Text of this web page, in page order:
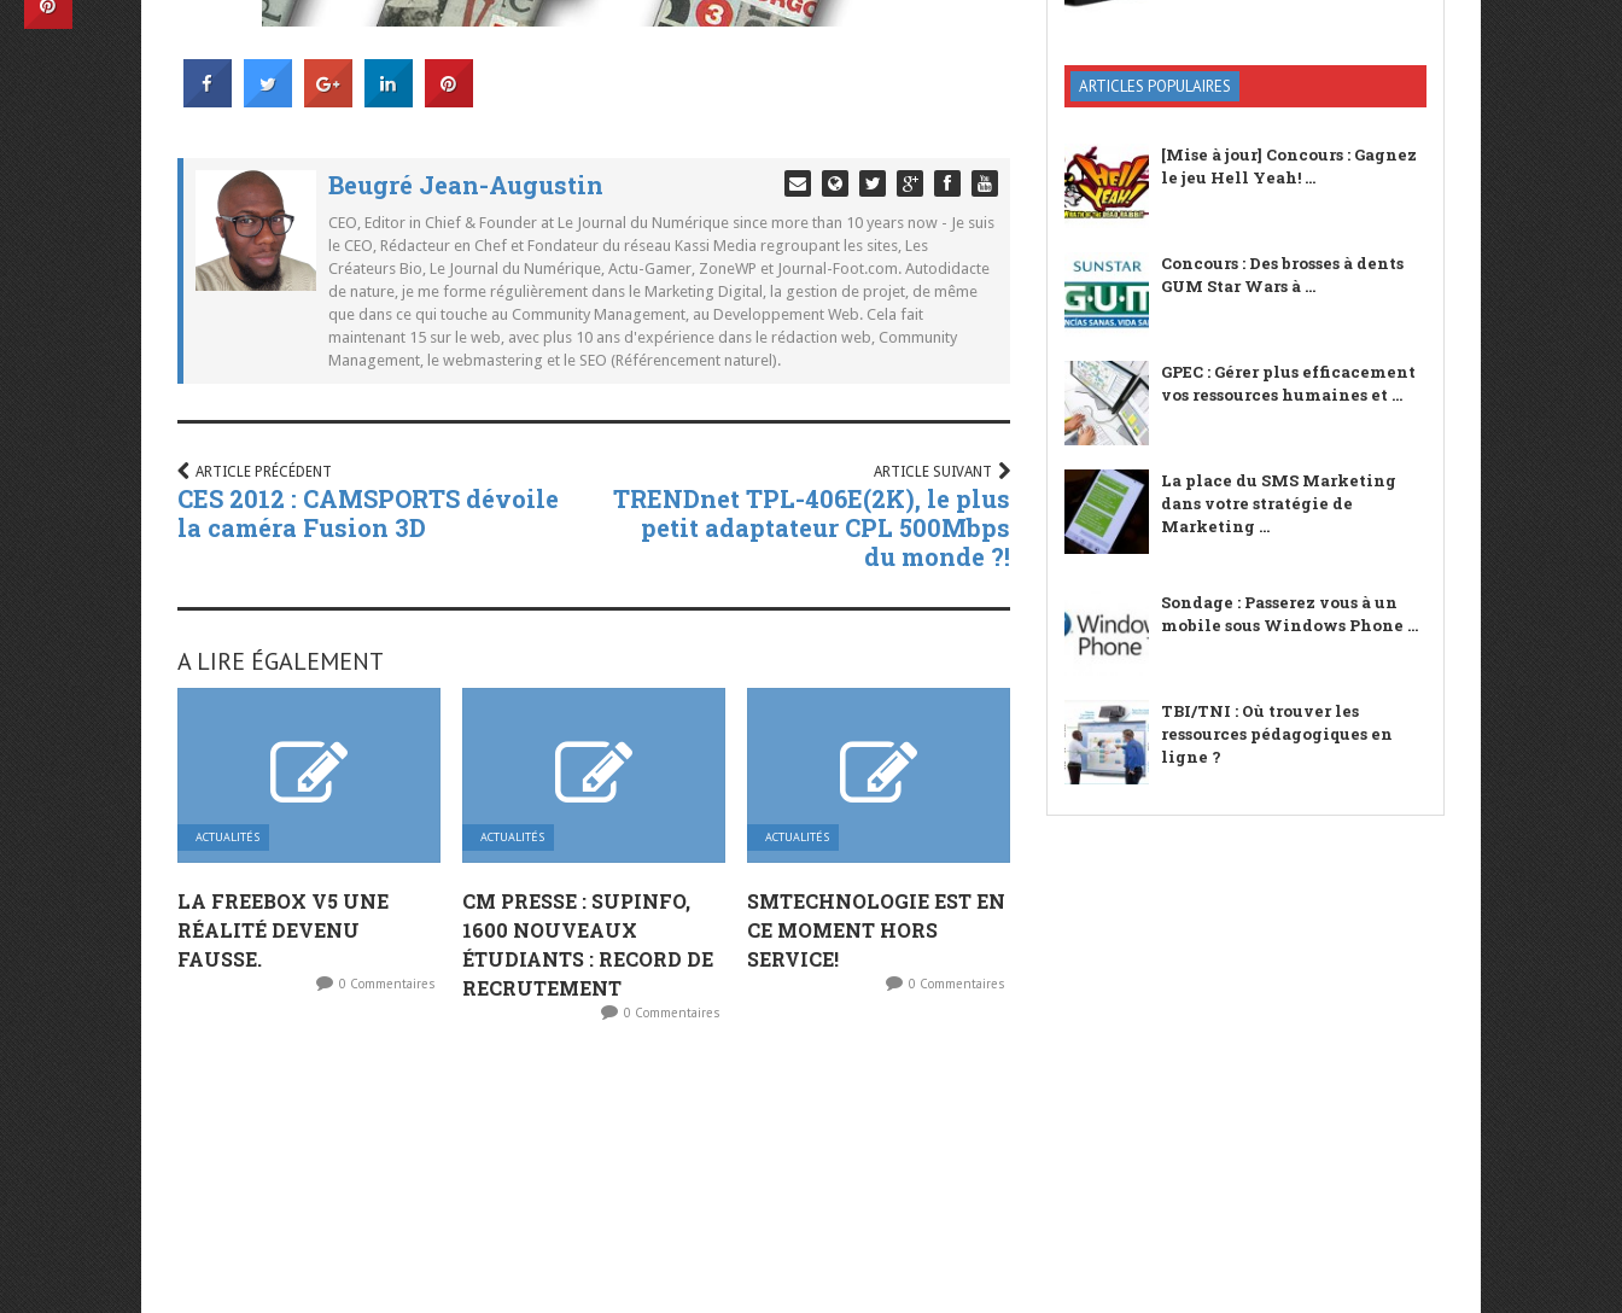
Beugré Jean-Augustin
CEO, Editor in Chief & Founder at Le Journal du Numérique since more than 10 years now - Je suis
le CEO, Rédacteur en Chef et Fondateur du réseau Kassi Media regroupant les sites, Les
Créateurs Bio, Le Journal du Numérique, Actu-Gamer, ZoneWP et Journal-Foot.com. Autodidacte
de nature, je me forme régulièrement dans le Marketing Digital, la gestion de projet, de même
que dans ce qui touche au Community Management, au Developpement Web. Cela fait
maintenant 15 sur le web, avec plus 10 ans d'expérience dans le rédaction web, Community
Management, le webmastering et le SEO (Référencement naturel).
ARTICLE PRÉCÉDENT
CES 2012 : CAMSPORTS dévoile
la caméra Fusion 3D
ARTICLE SUIVANT
TRENDnet TPL-406E(2K), le plus
petit adaptateur CPL 500Mbps
du monde ?!
A LIRE ÉGALEMENT
ACTUALITÉS
LA FREEBOX V5 UNE
RÉALITÉ DEVENU
FAUSSE.
0 Commentaires
ACTUALITÉS
CM PRESSE : SUPINFO,
1600 NOUVEAUX
ÉTUDIANTS : RECORD DE
RECRUTEMENT
0 Commentaires
ACTUALITÉS
SMTECHNOLOGIE EST EN
CE MOMENT HORS
SERVICE!
0 Commentaires
ARTICLES POPULAIRES
[Mise à jour] Concours : Gagnez
le jeu Hell Yeah! ...
Concours : Des brosses à dents
GUM Star Wars à ...
GPEC : Gérer plus efficacement
vos ressources humaines et ...
La place du SMS Marketing
dans votre stratégie de
Marketing ...
Sondage : Passerez vous à un
mobile sous Windows Phone ...
TBI/TNI : Où trouver les
ressources pédagogiques en
ligne ?